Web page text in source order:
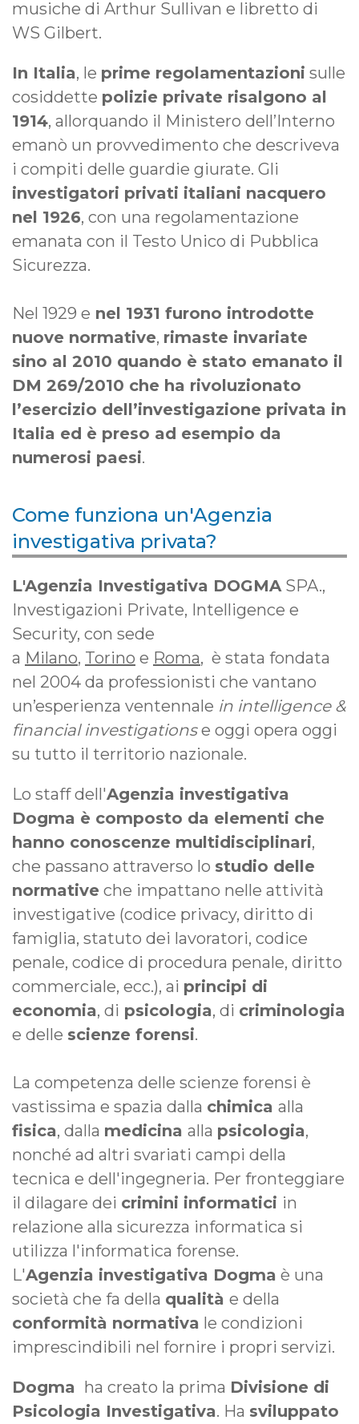
musiche di Arthur Sullivan e libretto di
WS Gilbert.
In Italia, le prime regolamentazioni sulle
cosiddette polizie private risalgono al
1914, allorquando il Ministero dell’Interno
emanò un provvedimento che descriveva
i compiti delle guardie giurate. Gli
investigatori privati italiani nacquero
nel 1926, con una regolamentazione
emanata con il Testo Unico di Pubblica
Sicurezza.
Nel 1929 e nel 1931 furono introdotte
nuove normative, rimaste invariate
sino al 2010 quando è stato emanato il
DM 269/2010 che ha rivoluzionato
l’esercizio dell’investigazione privata in
Italia ed è preso ad esempio da
numerosi paesi.
Come funziona un'Agenzia
investigativa privata?
L'Agenzia Investigativa DOGMASPA.,
Investigazioni Private, Intelligence e
Security, con sede
a Milano, Torino e Roma, è stata fondata
nel 2004 da professionisti che vantano
un’esperienza ventennale in intelligence &
financial investigationse oggi opera oggi
su tutto il territorio nazionale.
Lo staff dell'Agenzia investigativa
Dogma è composto da elementi che
hanno conoscenze multidisciplinari,
che passano attraverso lo studio delle
normative che impattano nelle attività
investigative (codice privacy, diritto di
famiglia, statuto dei lavoratori, codice
penale, codice di procedura penale, diritto
commerciale, ecc.), ai principi di
economia, di psicologia, di criminologia
e delle scienze forensi.
La competenza delle scienze forensi è
vastissima e spazia dalla chimica alla
fisica, dalla medicina alla psicologia,
nonché ad altri svariati campi della
tecnica e dell'ingegneria. Per fronteggiare
il dilagare dei crimini informatici in
relazione alla sicurezza informatica si
utilizza l'informatica forense.
L'Agenzia investigativa Dogma è una
società che fa della qualità e della
conformità normativa le condizioni
imprescindibili nel fornire i propri servizi.
Dogma ha creato la prima Divisione di
Psicologia Investigativa. Ha sviluppato